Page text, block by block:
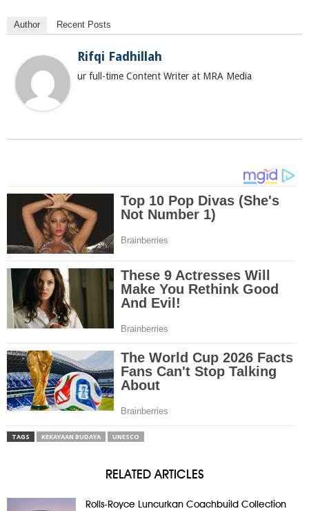
Author Recent Posts
Rifqi Fadhillah
ur full-time Content Writer at MRA Media
TAGS KEKAYAAN BUDAYA UNESCO
RELATED ARTICLES
Rolls-Royce Luncurkan Coachbuild Collection